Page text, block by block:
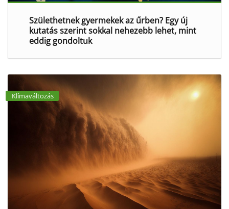
Születhetnek gyermekek az űrben? Egy új
kutatás szerint sokkal nehezebb lehet, mint
eddig gondoltuk
Klímaváltozás